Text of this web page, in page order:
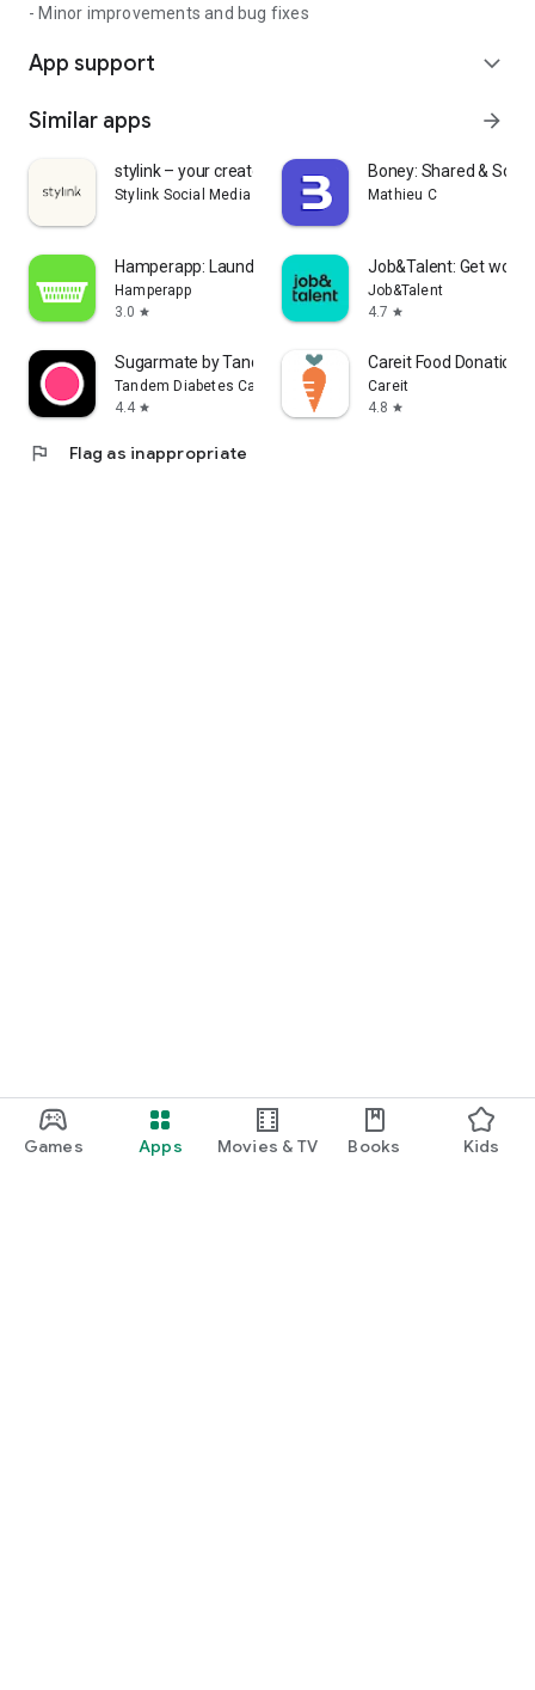
Games Apps Movies & TV Books Kids
- Minor improvements and bug fixes
App support expand_more
Similar apps arrow_forward
stylink – your creator tool
Stylink Social Media GmbH
Boney: Shared & Solo
Mathieu C
Hamperapp: Laundry & Dry Clean
Hamperapp
3.0 star
Job&Talent: Get work
Job&Talent
4.7 star
Sugarmate by Tandem
Tandem Diabetes Care, Inc.
4.4 star
Careit Food Donation
Careit
4.8 star
flag Flag as inappropriate